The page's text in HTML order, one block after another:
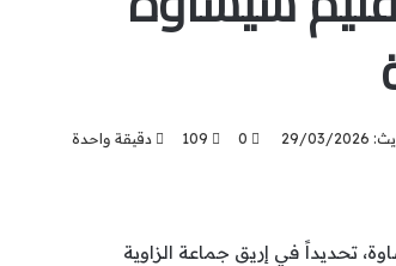
2026
0
109 دقيقة واحدة
تحديداً في إريق جماعة الزاوية